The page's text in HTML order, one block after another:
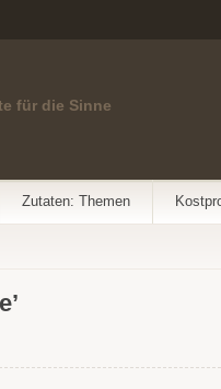
für die Sinne
Zutaten: Themen